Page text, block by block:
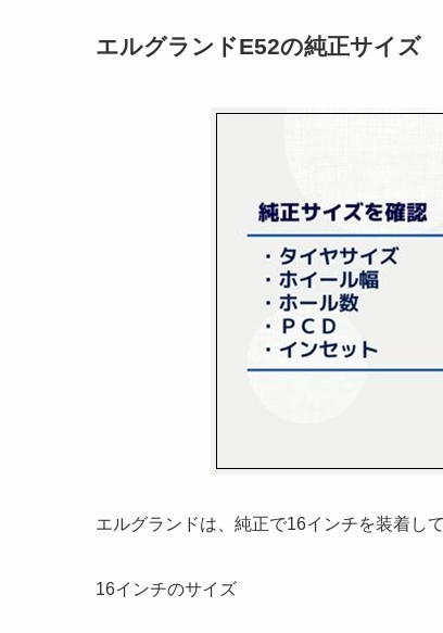
エルグランドE52の純正サイズ
エルグランドは、純正で16インチを装着し
16インチのサイズ